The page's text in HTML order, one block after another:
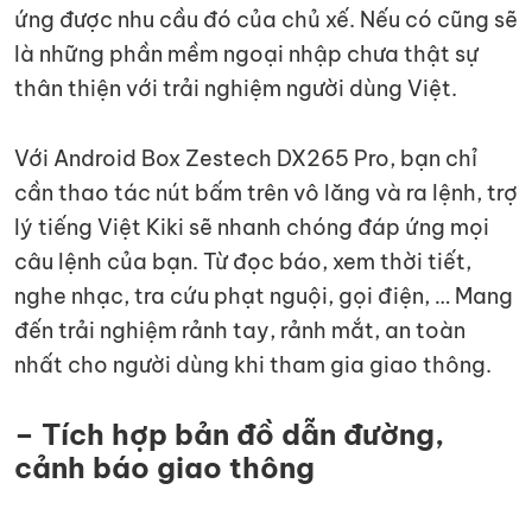
ứng được nhu cầu đó của chủ xế. Nếu có cũng sẽ
là những phần mềm ngoại nhập chưa thật sự
thân thiện với trải nghiệm người dùng Việt.
Với Android Box Zestech DX265 Pro, bạn chỉ
cần thao tác nút bấm trên vô lăng và ra lệnh, trợ
lý tiếng Việt Kiki sẽ nhanh chóng đáp ứng mọi
câu lệnh của bạn. Từ đọc báo, xem thời tiết,
nghe nhạc, tra cứu phạt nguội, gọi điện, … Mang
đến trải nghiệm rảnh tay, rảnh mắt, an toàn
nhất cho người dùng khi tham gia giao thông.
– Tích hợp bản đồ dẫn đường,
cảnh báo giao thông